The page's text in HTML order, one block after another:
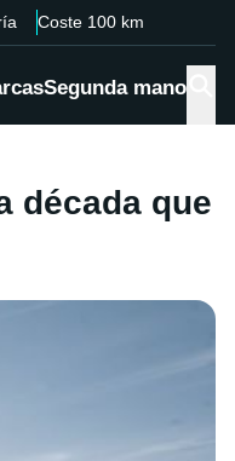
Coste 100 km
Segunda mano
década que